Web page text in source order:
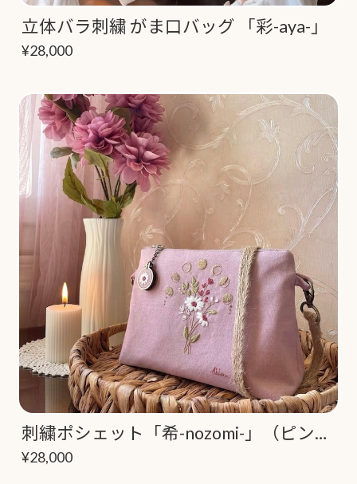
立体バラ刺繍 がま口バッグ 「彩-aya-」
¥28,000
刺繍ポシェット「希-nozomi-」（ピンク）
¥28,000